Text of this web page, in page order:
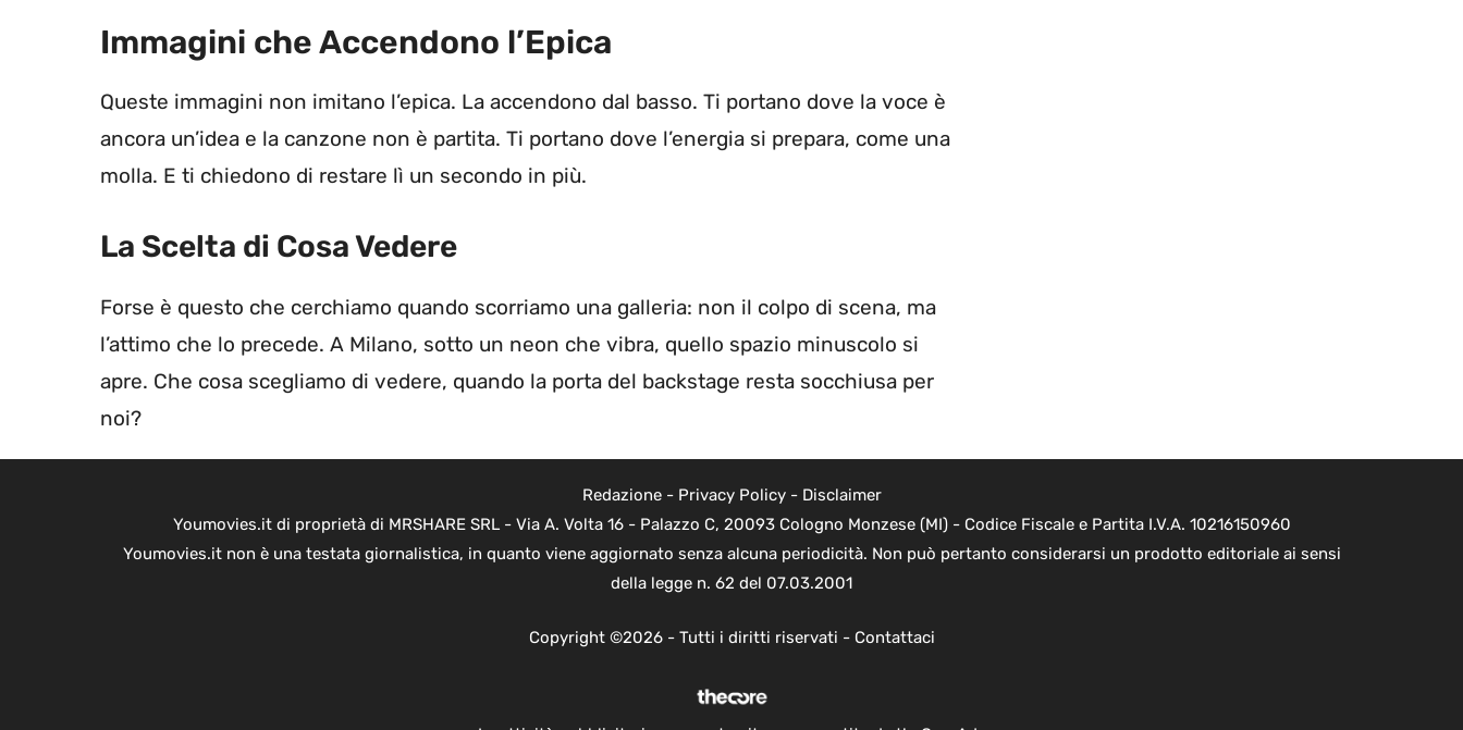
Immagini che Accendono l’Epica
Queste immagini non imitano l’epica. La accendono dal basso. Ti portano dove la voce è
ancora un’idea e la canzone non è partita. Ti portano dove l’energia si prepara, come una
molla. E ti chiedono di restare lì un secondo in più.
La Scelta di Cosa Vedere
Forse è questo che cerchiamo quando scorriamo una galleria: non il colpo di scena, ma
l’attimo che lo precede. A Milano, sotto un neon che vibra, quello spazio minuscolo si
apre. Che cosa scegliamo di vedere, quando la porta del backstage resta socchiusa per
noi?
Redazione- Privacy Policy- Disclaimer
Youmovies.it di proprietà di MRSHARE SRL - Via A. Volta 16 - Palazzo C, 20093 Cologno Monzese (MI) - Codice Fiscale e Partita I.V.A. 10216150960
Youmovies.it non è una testata giornalistica, in quanto viene aggiornato senza alcuna periodicità. Non può pertanto considerarsi un prodotto editoriale ai sensi
della legge n. 62 del 07.03.2001
Copyright ©2026 - Tutti i diritti riservati - Contattaci